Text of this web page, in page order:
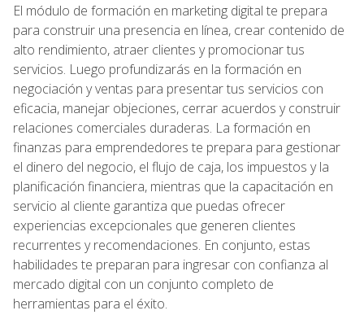
El módulo de formación en marketing digital te prepara
para construir una presencia en línea, crear contenido de
alto rendimiento, atraer clientes y promocionar tus
servicios. Luego profundizarás en la formación en
negociación y ventas para presentar tus servicios con
eficacia, manejar objeciones, cerrar acuerdos y construir
relaciones comerciales duraderas. La formación en
finanzas para emprendedores te prepara para gestionar
el dinero del negocio, el flujo de caja, los impuestos y la
planificación financiera, mientras que la capacitación en
servicio al cliente garantiza que puedas ofrecer
experiencias excepcionales que generen clientes
recurrentes y recomendaciones. En conjunto, estas
habilidades te preparan para ingresar con confianza al
mercado digital con un conjunto completo de
herramientas para el éxito.